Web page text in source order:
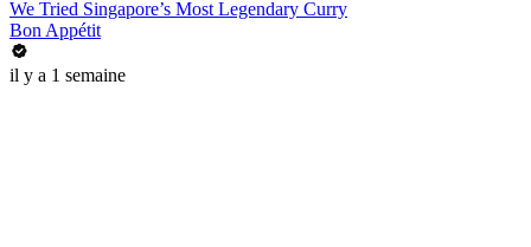
We Tried Singapore’s Most Legendary Curry
Bon Appétit
il y a 1 semaine